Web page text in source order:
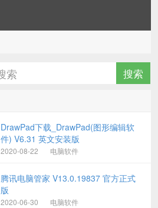
DrawPad下载_DrawPad(图形编辑软
件) V6.31 英文安装版
2020-08-22 电脑软件
腾讯电脑管家 V13.0.19837 官方正式
版
2020-06-30 电脑软件